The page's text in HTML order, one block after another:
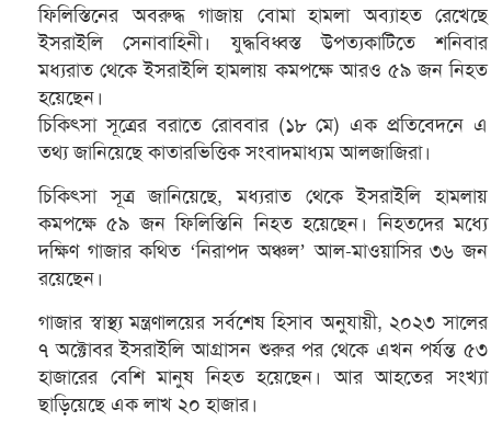
ফিলিস্তিনের অবরুদ্ধ গাজায় বোমা হামলা অব্যাহত রেখেছে
ইসরাইলি সেনাবাহিনী। যুদ্ধবিধ্বস্ত উপত্যকাটিতে শনিবার
মধ্যরাত থেকে ইসরাইলি হামলায় কমপক্ষে আরও ৫৯ জন নিহত
হয়েছেন।
চিকিৎসা সূত্রের বরাতে রোববার (১৮ মে) এক প্রতিবেদনে এ
তথ্য জানিয়েছে কাতারভিত্তিক সংবাদমাধ্যম আলজাজিরা।
চিকিৎসা সূত্র জানিয়েছে, মধ্যরাত থেকে ইসরাইলি হামলায়
কমপক্ষে ৫৯ জন ফিলিস্তিনি নিহত হয়েছেন। নিহতদের মধ্যে
দক্ষিণ গাজার কথিত ‘নিরাপদ অঞ্চল’ আল-মাওয়াসির ৩৬ জন
রয়েছেন।
গাজার স্বাস্থ্য মন্ত্রণালয়ের সর্বশেষ হিসাব অনুযায়ী, ২০২৩ সালের
৭ অক্টোবর ইসরাইলি আগ্রাসন শুরুর পর থেকে এখন পর্যন্ত ৫৩
হাজারের বেশি মানুষ নিহত হয়েছেন। আর আহতের সংখ্যা
ছাড়িয়েছে এক লাখ ২০ হাজার।